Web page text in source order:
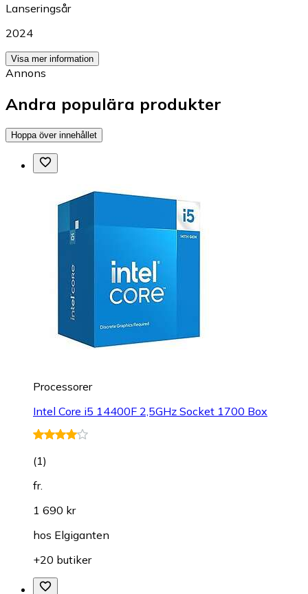
Lanseringsår
2024
Visa mer information
Annons
Andra populära produkter
Hoppa över innehållet
Processorer
Intel Core i5 14400F 2,5GHz Socket 1700 Box
(1)
fr.
1 690 kr
hos Elgiganten
+20 butiker